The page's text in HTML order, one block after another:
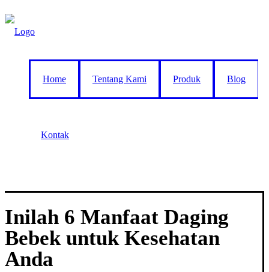
Home Tentang Kami Produk Blog
Kontak
Inilah 6 Manfaat Daging
Bebek untuk Kesehatan
Anda